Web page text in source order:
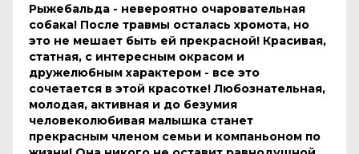
Рыжебальда - невероятно очаровательная
собака! После травмы осталась хромота, но
это не мешает быть ей прекрасной! Красивая,
статная, с интересным окрасом и
дружелюбным характером - все это
сочетается в этой красотке! Любознательная,
молодая, активная и до безумия
человеколюбивая малышка станет
прекрасным членом семьи и компаньоном по